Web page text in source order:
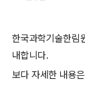
한국과학기술한림
내합니다.
보다 자세한 내용